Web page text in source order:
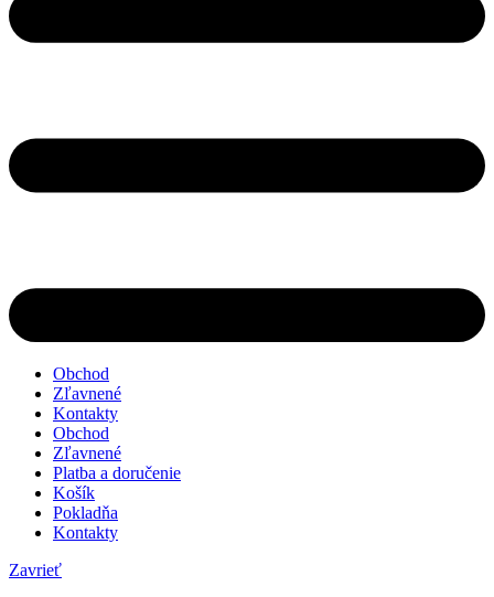
Obchod
Zľavnené
Kontakty
Obchod
Zľavnené
Platba a doručenie
Košík
Pokladňa
Kontakty
Zavrieť